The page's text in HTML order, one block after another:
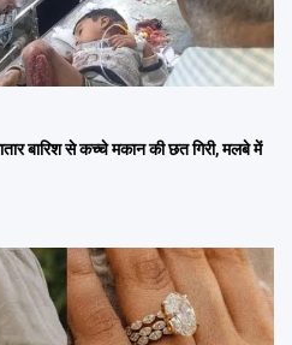
बारिश से कच्चे मकान की छत गिरी, मलबे में